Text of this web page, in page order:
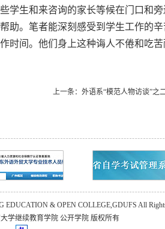
学生和来咨询的家长等候在门口和旁
助。笔者能深刻感受到学生工作的辛
时间。他们身上这种诲人不倦和吃
上一条： 外语系“模范人物访谈”
EDUCATION & OPEN COLLEGE,GDUFS All
学继续教育学院 公开学院 版权所有